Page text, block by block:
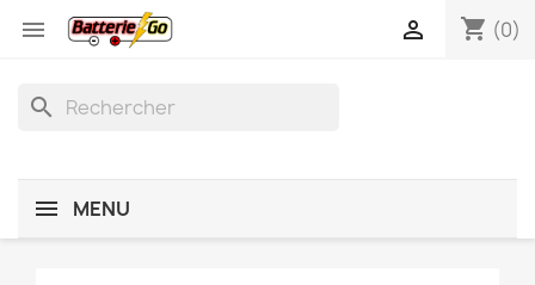
 shopping_cart (0)

search
MENU